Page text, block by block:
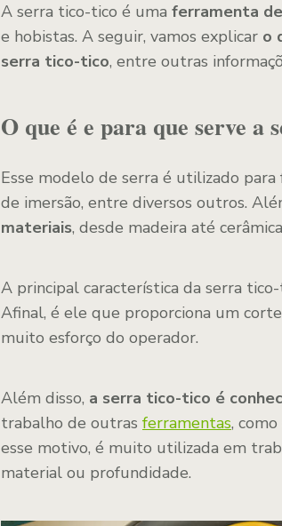
A serra tico-tico é uma ferramenta
e hobistas. A seguir, vamos explicar o
serra tico-tico, entre outras
O que é e para que serve a
Esse modelo de serra é utilizado
de imersão, entre diversos outros.
materiais, desde madeira até
A principal característica da serra
Afinal, é ele que proporciona um
muito esforço do operador.
Além disso, a serra tico-tico é
trabalho de outras ferramentas, como
esse motivo, é muito utilizada em
material ou profundidade.